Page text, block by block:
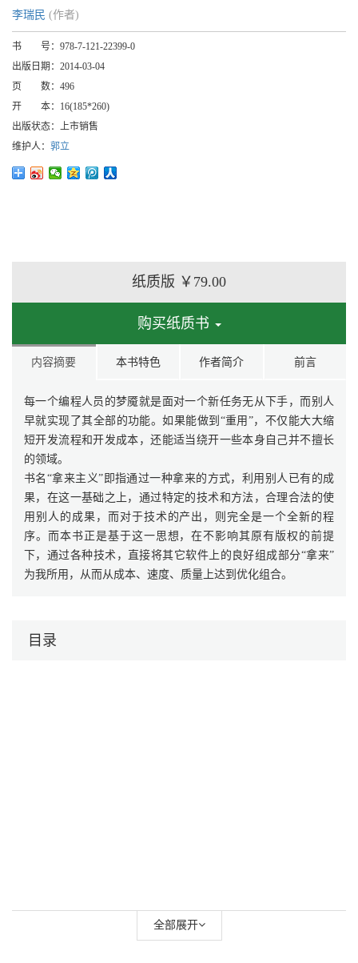
李瑞民 (作者)
书 号： 978-7-121-22399-0
出版日期： 2014-03-04
页 数： 496
开 本： 16(185*260)
出版状态： 上市销售
维护人： 郭立
纸质版 ￥79.00
购买纸质书
内容摘要 本书特色 作者简介 前言
每一个编程人员的梦魇就是面对一个新任务无从下手，而别人
早就实现了其全部的功能。如果能做到“重用”，不仅能大大缩
短开发流程和开发成本，还能适当绕开一些本身自己并不擅长
的领域。
书名“拿来主义”即指通过一种拿来的方式，利用别人已有的成
果，在这一基础之上，通过特定的技术和方法，合理合法的使
用别人的成果，而对于技术的产出，则完全是一个全新的程
序。而本书正是基于这一思想，在不影响其原有版权的前提
下，通过各种技术，直接将其它软件上的良好组成部分“拿来”
为我所用，从而从成本、速度、质量上达到优化组合。
目录
全部展开